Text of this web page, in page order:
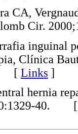
CA,
Cir.
inguinal
Clínica
[ Links ]
hernia
40.